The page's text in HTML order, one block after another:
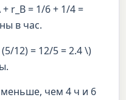
r_B = 1/6 + 1/4 =
в час.
12) = 12/5 = 2.4 \)
меньше, чем 4 ч и 6